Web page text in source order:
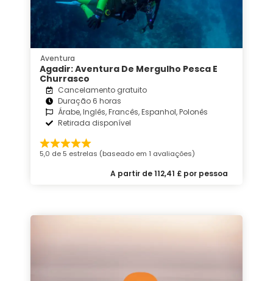
Aventura
Agadir: Aventura De Mergulho Pesca E
Churrasco
Cancelamento gratuito
Duração 6 horas
Árabe, Inglês, Francês, Espanhol, Polonês
Retirada disponível
5,0 de 5 estrelas (baseado em 1 avaliações)
A partir de 112,41 £ por pessoa